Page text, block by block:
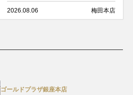
2026.08.06 梅田本店
ゴールドプラザ銀座本店